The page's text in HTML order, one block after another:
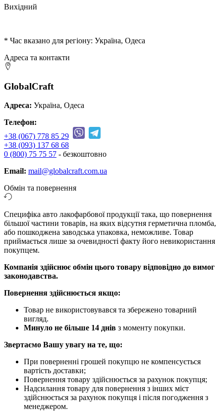
Вихідний
* Час вказано для регіону: Україна, Одеса
Адреса та контакти
GlobalCraft
Адреса: Україна, Одеса
Телефон:
+38 (067) 778 85 29
+38 (093) 137 68 68
0 (800) 75 75 57 - безкоштовно
Email: mail@globalcraft.com.ua
Обмін та повернення
Специфіка авто лакофарбової продукції така, що повернення
більшої частини товарів, на яких відсутня герметична пломба,
або пошкоджена заводська упаковка, неможливе. Товар
приймається лише за очевидності факту його невикористання
покупцем.
Компанія здійснює обмін цього товару відповідно до вимог
законодавства.
Повернення здійснюється якщо:
Товар не використовувався та збережено товарний
вигляд.
Минуло не більше 14 днів з моменту покупки.
Звертаємо Вашу увагу на те, що:
При поверненні грошей покупцю не компенсується
вартість доставки;
Повернення товару здійснюється за рахунок покупця;
Надсилання товару для повернення з інших міст
здійснюється за рахунок покупця і після погодження з
менеджером.